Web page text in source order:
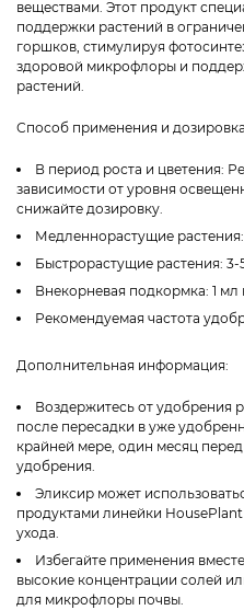
веществами. Этот продукт
поддержки растений в
горшков, стимулируя
здоровой микрофлоры и
растений.
Способ применения и
В период роста и цветения:
зависимости от уровня
снижайте дозировку.
Медленнорастущие
Быстрорастущие растения: 3-
Внекорневая подкормка: 1 мл
Рекомендуемая частота
Дополнительная информация:
Воздержитесь от удобрения
после пересадки в уже
крайней мере, один месяц
удобрения.
Эликсир может
продуктами линейки
ухода.
Избегайте применения
высокие концентрации солей
для микрофлоры почвы.